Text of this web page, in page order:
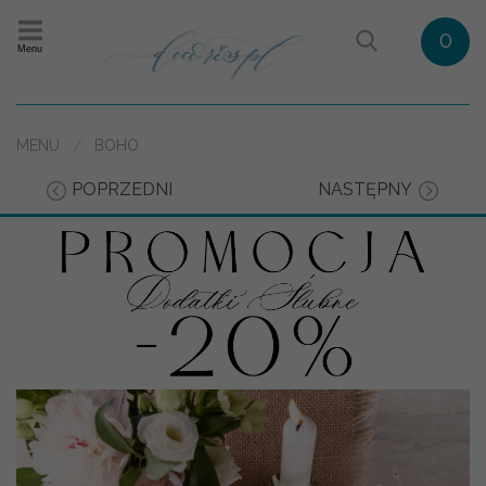
Menu 0
MENU BOHO
POPRZEDNI NASTĘPNY